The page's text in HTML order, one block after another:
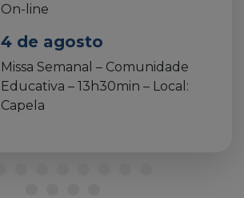
On-line
4 de agosto
Missa Semanal – Comunidade
Educativa – 13h30min – Local:
Capela